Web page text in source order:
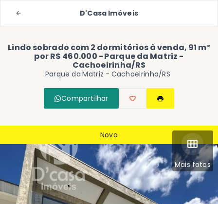
D'Casa Imóveis
Lindo sobrado com 2 dormitórios à venda, 91 m²
por R$ 460.000 - Parque da Matriz -
Cachoeirinha/RS
Parque da Matriz - Cachoeirinha/RS
Compartilhar
Mais fotos
Novo